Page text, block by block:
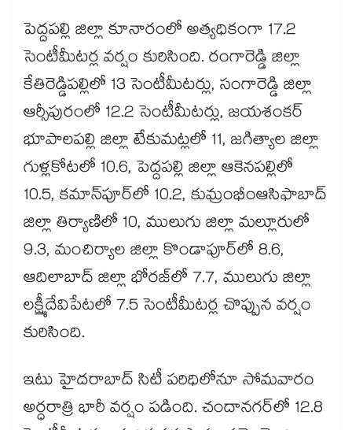
పెద్దపల్లి జిల్లా కూనారంలో అత్యధికంగా 17.2
సెంటీమీటర్ల వర్షం కురిసింది. రంగారెడ్డి జిల్లా
కేతిరెడ్డిపల్లిలో 13 సెంటీమీటర్లు, సంగారెడ్డి జిల్లా
ఆర్సీపురంలో 12.2 సెంటీమీటర్లు, జయశంకర్​
భూపాలపల్లి జిల్లా టేకుమట్లలో 11, జగిత్యాల జిల్లా
గుళ్లకోటలో 10.6, పెద్దపల్లి జిల్లా ఆకెనపల్లిలో
10.5, కమాన్‌‌పూర్‌‌‌‌లో 10.2, కుమ్రంభీంఆసిఫాబాద్
జిల్లా తిర్యాణిలో 10, ములుగు జిల్లా మల్లూరులో
9.3, మంచిర్యాల జిల్లా కొండాపూర్‌‌‌‌లో 8.6,
ఆదిలాబాద్ జిల్లా భోరజ్‌‌లో 7.7, ములుగు జిల్లా
లక్ష్మీదేవిపేటలో 7.5 సెంటీమీటర్ల చొప్పున వర్షం
కురిసింది.
ఇటు హైదరాబాద్ సిటీ పరిధిలోనూ సోమవారం
అర్ధరాత్రి భారీ వర్షం పడింది. చందానగర్‌‌‌‌లో 12.8